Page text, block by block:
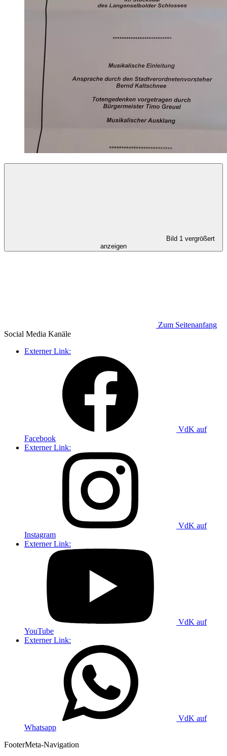
Bild 1 vergrößert
anzeigen
Zum Seitenanfang
Social Media Kanäle
Externer Link:
VdK auf
Facebook
Externer Link:
VdK auf
Instagram
Externer Link:
VdK auf
YouTube
Externer Link:
VdK auf
Whatsapp
FooterMeta-Navigation